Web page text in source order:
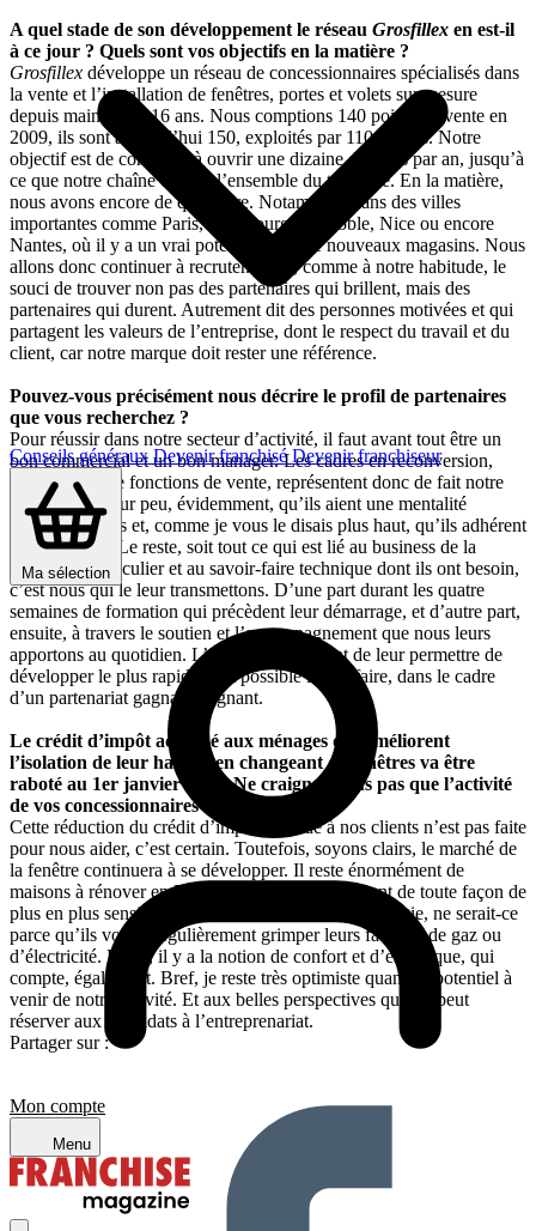
Conseils généraux Devenir franchiséDevenir franchiseur
Ma sélection
Mon compte
Menu
A quel stade de son développement le réseau Grosfillex en est-il
à ce jour ? Quels sont vos objectifs en la matière ?
Grosfillex développe un réseau de concessionnaires spécialisés dans
la vente et l’installation de fenêtres, portes et volets sur mesure
depuis maintenant 16 ans. Nous comptions 140 points de vente en
2009, ils sont aujourd’hui 150, exploités par 110 affiliés. Notre
objectif est de continuer à ouvrir une dizaine d’unités par an, jusqu’à
ce que notre chaîne couvre l’ensemble du territoire. En la matière,
nous avons encore de quoi faire. Notamment dans des villes
importantes comme Paris, Strasbourg, Grenoble, Nice ou encore
Nantes, où il y a un vrai potentiel pour de nouveaux magasins. Nous
allons donc continuer à recruter. Avec, comme à notre habitude, le
souci de trouver non pas des partenaires qui brillent, mais des
partenaires qui durent. Autrement dit des personnes motivées et qui
partagent les valeurs de l’entreprise, dont le respect du travail et du
client, car notre marque doit rester une référence.
Pouvez-vous précisément nous décrire le profil de partenaires
que vous recherchez ?
Pour réussir dans notre secteur d’activité, il faut avant tout être un
bon commercial et un bon manager. Les cadres en reconversion,
surtout issus de fonctions de vente, représentent donc de fait notre
profil idéal, pour peu, évidemment, qu’ils aient une mentalité
d’entrepreneurs et, comme je vous le disais plus haut, qu’ils adhérent
à nos valeurs. Le reste, soit tout ce qui est lié au business de la
fenêtre en particulier et au savoir-faire technique dont ils ont besoin,
c’est nous qui le leur transmettons. D’une part durant les quatre
semaines de formation qui précèdent leur démarrage, et d’autre part,
ensuite, à travers le soutien et l’accompagnement que nous leurs
apportons au quotidien. L’idée générale étant de leur permettre de
développer le plus rapidement possible leur affaire, dans le cadre
d’un partenariat gagnant-gagnant.
Le crédit d’impôt accordé aux ménages qui améliorent
l’isolation de leur habitat en changeant de fenêtres va être
raboté au 1er janvier 2010. Ne craignez-vous pas que l’activité
de vos concessionnaires en pâtisse ?
Cette réduction du crédit d’impôt accordé à nos clients n’est pas faite
pour nous aider, c’est certain. Toutefois, soyons clairs, le marché de
la fenêtre continuera à se développer. Il reste énormément de
maisons à rénover en France. Et puis, les gens sont de toute façon de
plus en plus sensibles à la notion d’économie d’énergie, ne serait-ce
parce qu’ils voient régulièrement grimper leurs factures de gaz ou
d’électricité. Enfin, il y a la notion de confort et d’esthétique, qui
compte, également. Bref, je reste très optimiste quant au potentiel à
venir de notre activité. Et aux belles perspectives qu’elle peut
réserver aux candidats à l’entreprenariat.
Partager sur :